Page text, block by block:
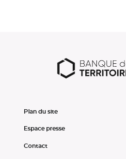
Plan du site
Espace presse
Contact